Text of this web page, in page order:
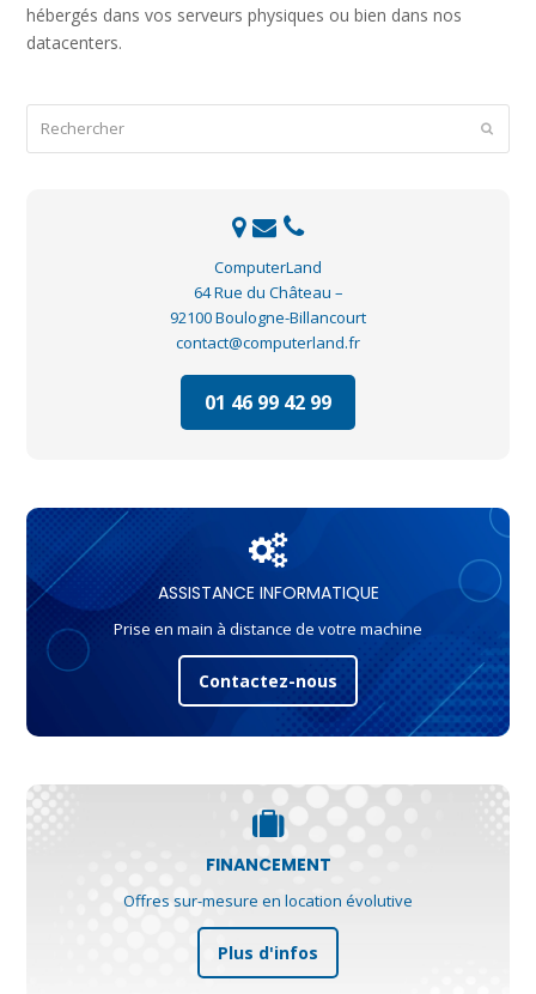
hébergés dans vos serveurs physiques ou bien dans nos
datacenters.
ComputerLand
64 Rue du Château –
92100 Boulogne-Billancourt
contact@computerland.fr
01 46 99 42 99
ASSISTANCE INFORMATIQUE
Prise en main à distance de votre machine
Contactez-nous
FINANCEMENT
Offres sur-mesure en location évolutive
Plus d'infos